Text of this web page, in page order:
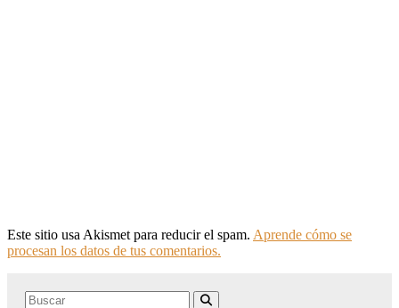
Este sitio usa Akismet para reducir el spam. Aprende cómo se
procesan los datos de tus comentarios.
Search